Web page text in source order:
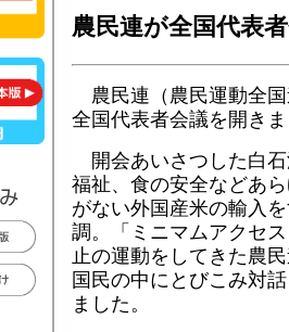
農民連が全国代表
農民連（農民運動全
全国代表者会議を開き
開会あいさつした白
福祉、食の安全などあ
がない外国産米の輸入
調。「ミニマムアクセ
止の運動をしてきた農
国民の中にとびこみ対
ました。